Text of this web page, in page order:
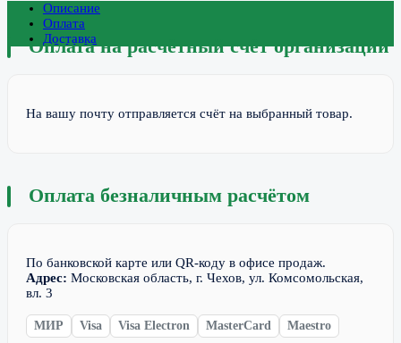
Описание
Оплата
Доставка
Оплата на расчётный счёт организации
На вашу почту отправляется счёт на выбранный товар.
Оплата безналичным расчётом
По банковской карте или QR-коду в офисе продаж.
Адрес: Московская область, г. Чехов, ул. Комсомольская,
вл. 3
МИР Visa Visa Electron MasterCard Maestro